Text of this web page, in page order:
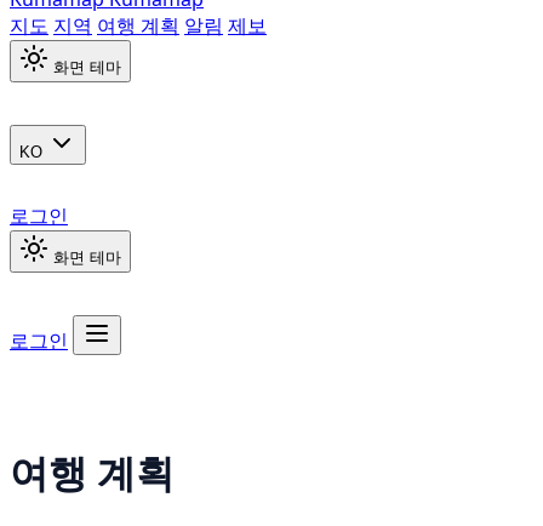
지도 지역 여행 계획 알림 제보
화면 테마
KO
로그인
화면 테마
로그인
여행 계획